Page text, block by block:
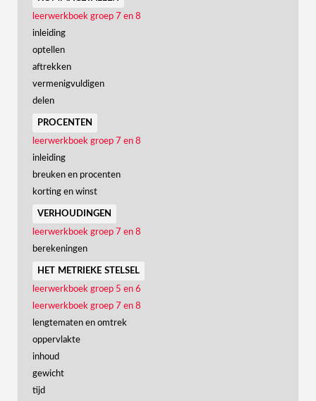
leerwerkboek groep 7 en 8
inleiding
optellen
aftrekken
vermenigvuldigen
delen
procenten
leerwerkboek groep 7 en 8
inleiding
breuken en procenten
korting en winst
verhoudingen
leerwerkboek groep 7 en 8
berekeningen
het metrieke stelsel
leerwerkboek groep 5 en 6
leerwerkboek groep 7 en 8
lengtematen en omtrek
oppervlakte
inhoud
gewicht
tijd